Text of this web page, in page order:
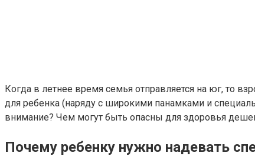
Когда в летнее время семья отправляется на юг, то
для ребенка (наряду с широкими панамками и
внимание? Чем могут быть опасны для здоровья
Почему ребенку нужно надевать